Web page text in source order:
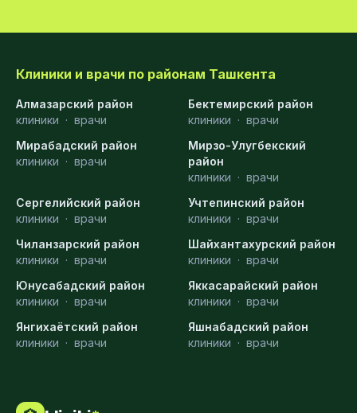
Клиники и врачи по районам Ташкента
Алмазарский район
клиники · врачи
Бектемирский район
клиники · врачи
Мирабадский район
клиники · врачи
Мирзо-Улугбекский
район
клиники · врачи
Сергелийский район
клиники · врачи
Учтепинский район
клиники · врачи
Чиланзарский район
клиники · врачи
Шайхантахурский район
клиники · врачи
Юнусабадский район
клиники · врачи
Яккасарайский район
клиники · врачи
Янгихаётский район
клиники · врачи
Яшнабадский район
клиники · врачи